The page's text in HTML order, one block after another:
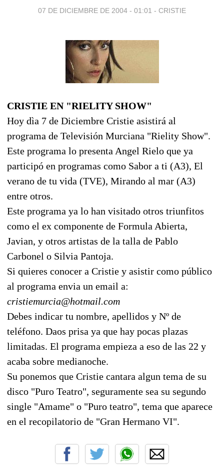
07 DE DICIEMBRE DE 2004 - 01:01 - CRISTIE
CRISTIE EN "RIELITY SHOW"
Hoy dìa 7 de Diciembre Cristie asistirá al
programa de Televisión Murciana "Rielity Show".
Este programa lo presenta Angel Rielo que ya
participó en programas como Sabor a ti (A3), El
verano de tu vida (TVE), Mirando al mar (A3)
entre otros.
Este programa ya lo han visitado otros triunfitos
como el ex componente de Formula Abierta,
Javian, y otros artistas de la talla de Pablo
Carbonel o Silvia Pantoja.
Si quieres conocer a Cristie y asistir como público
al programa envia un email a:
cristiemurcia@hotmail.com
Debes indicar tu nombre, apellidos y Nº de
teléfono. Daos prisa ya que hay pocas plazas
limitadas. El programa empieza a eso de las 22 y
acaba sobre medianoche.
Su ponemos que Cristie cantara algun tema de su
disco "Puro Teatro", seguramente sea su segundo
single "Amame" o "Puro teatro", tema que aparece
en el recopilatorio de "Gran Hermano VI".